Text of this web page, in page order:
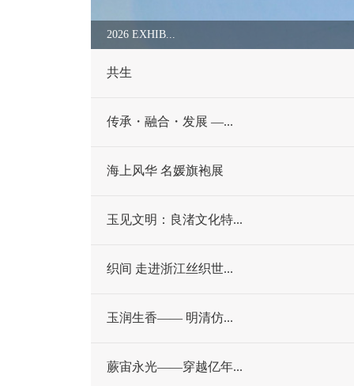
2026 EXHIB...
共生
传承・融合・发展 —...
海上风华 名媛旗袍展
玉见文明：良渚文化特...
织间 走进浙江丝织世...
玉润生香—— 明清仿...
蕨宙永光——穿越亿年...